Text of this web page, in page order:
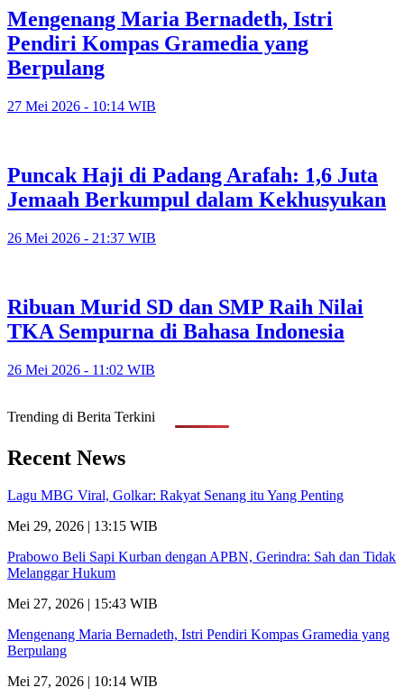
Mengenang Maria Bernadeth, Istri
Pendiri Kompas Gramedia yang
Berpulang
27 Mei 2026 - 10:14 WIB
Puncak Haji di Padang Arafah: 1,6 Juta
Jemaah Berkumpul dalam Kekhusyukan
26 Mei 2026 - 21:37 WIB
Ribuan Murid SD dan SMP Raih Nilai
TKA Sempurna di Bahasa Indonesia
26 Mei 2026 - 11:02 WIB
Trending di Berita Terkini
Recent News
Lagu MBG Viral, Golkar: Rakyat Senang itu Yang Penting
Mei 29, 2026 | 13:15 WIB
Prabowo Beli Sapi Kurban dengan APBN, Gerindra: Sah dan Tidak
Melanggar Hukum
Mei 27, 2026 | 15:43 WIB
Mengenang Maria Bernadeth, Istri Pendiri Kompas Gramedia yang
Berpulang
Mei 27, 2026 | 10:14 WIB